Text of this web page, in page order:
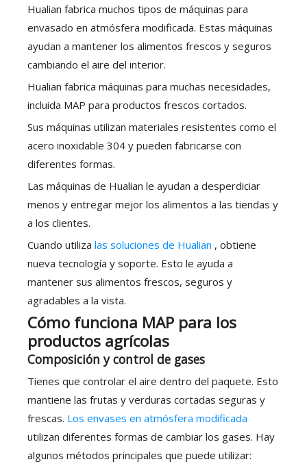
Hualian fabrica muchos tipos de máquinas para
envasado en atmósfera modificada. Estas máquinas
ayudan a mantener los alimentos frescos y seguros
cambiando el aire del interior.
Hualian fabrica máquinas para muchas necesidades,
incluida MAP para productos frescos cortados.
Sus máquinas utilizan materiales resistentes como el
acero inoxidable 304 y pueden fabricarse con
diferentes formas.
Las máquinas de Hualian le ayudan a desperdiciar
menos y entregar mejor los alimentos a las tiendas y
a los clientes.
Cuando utiliza las soluciones de Hualian , obtiene
nueva tecnología y soporte. Esto le ayuda a
mantener sus alimentos frescos, seguros y
agradables a la vista.
Cómo funciona MAP para los
productos agrícolas
Composición y control de gases
Tienes que controlar el aire dentro del paquete. Esto
mantiene las frutas y verduras cortadas seguras y
frescas. Los envases en atmósfera modificada
utilizan diferentes formas de cambiar los gases. Hay
algunos métodos principales que puede utilizar: